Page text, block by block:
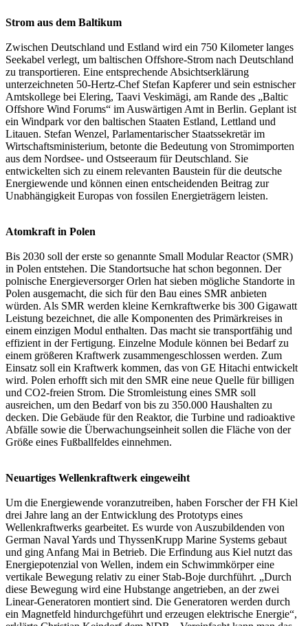
Strom aus dem Baltikum
Zwischen Deutschland und Estland wird ein 750 Kilometer langes
Seekabel verlegt, um baltischen Offshore-Strom nach Deutschland
zu transportieren. Eine entsprechende Absichtserklärung
unterzeichneten 50-Hertz-Chef Stefan Kapferer und sein estnischer
Amtskollege bei Elering, Taavi Veskimägi, am Rande des „Baltic
Offshore Wind Forums“ im Auswärtigen Amt in Berlin. Geplant ist
ein Windpark vor den baltischen Staaten Estland, Lettland und
Litauen. Stefan Wenzel, Parlamentarischer Staatssekretär im
Wirtschaftsministerium, betonte die Bedeutung von Stromimporten
aus dem Nordsee- und Ostseeraum für Deutschland. Sie
entwickelten sich zu einem relevanten Baustein für die deutsche
Energiewende und können einen entscheidenden Beitrag zur
Unabhängigkeit Europas von fossilen Energieträgern leisten.
Atomkraft in Polen
Bis 2030 soll der erste so genannte Small Modular Reactor (SMR)
in Polen entstehen. Die Standortsuche hat schon begonnen. Der
polnische Energieversorger Orlen hat sieben mögliche Standorte in
Polen ausgemacht, die sich für den Bau eines SMR anbieten
würden. Als SMR werden kleine Kernkraftwerke bis 300 Gigawatt
Leistung bezeichnet, die alle Komponenten des Primärkreises in
einem einzigen Modul enthalten. Das macht sie transportfähig und
effizient in der Fertigung. Einzelne Module können bei Bedarf zu
einem größeren Kraftwerk zusammengeschlossen werden. Zum
Einsatz soll ein Kraftwerk kommen, das von GE Hitachi entwickelt
wird. Polen erhofft sich mit den SMR eine neue Quelle für billigen
und CO2-freien Strom. Die Stromleistung eines SMR soll
ausreichen, um den Bedarf von bis zu 350.000 Haushalten zu
decken. Die Gebäude für den Reaktor, die Turbine und radioaktive
Abfälle sowie die Überwachungseinheit sollen die Fläche von der
Größe eines Fußballfeldes einnehmen.
Neuartiges Wellenkraftwerk eingeweiht
Um die Energiewende voranzutreiben, haben Forscher der FH Kiel
drei Jahre lang an der Entwicklung des Prototyps eines
Wellenkraftwerks gearbeitet. Es wurde von Auszubildenden von
German Naval Yards und ThyssenKrupp Marine Systems gebaut
und ging Anfang Mai in Betrieb. Die Erfindung aus Kiel nutzt das
Energiepotenzial von Wellen, indem ein Schwimmkörper eine
vertikale Bewegung relativ zu einer Stab-Boje durchführt. „Durch
diese Bewegung wird eine Hubstange angetrieben, an der zwei
Linear-Generatoren montiert sind. Die Generatoren werden durch
ein Magnetfeld hindurchgeführt und erzeugen elektrische Energie“,